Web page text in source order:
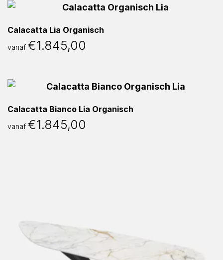
Calacatta Lia Organisch
vanaf €1.845,00
Calacatta Bianco Lia Organisch
vanaf €1.845,00